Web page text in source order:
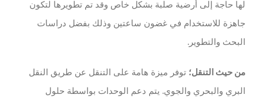
لها حاجة إلى أرضية صلبة بشكل خاص وقد تم تطويرها لتكون
جاهزة للاستخدام في غضون ساعتين وذلك بفضل دراسات
البحث والتطوير.
من حيث التنقل؛ توفر ميزة هامة على التنقل عن طريق النقل
البري والبحري والجوي. يتم دعم الوحدات بواسطة حلول